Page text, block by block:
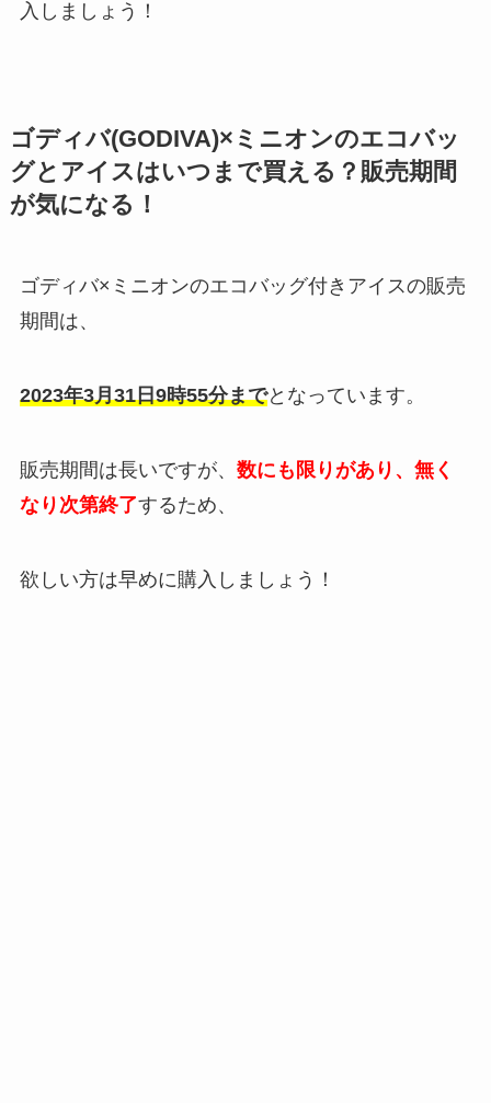
入しましょう！
ゴディバ(GODIVA)×ミニオンのエコバッ
グとアイスはいつまで買える？販売期間
が気になる！
ゴディバ×ミニオンのエコバッグ付きアイスの販売
期間は、
2023年3月31日9時55分までとなっています。
販売期間は長いですが、 数にも限りがあり、無く
なり次第終了するため、
欲しい方は早めに購入しましょう！